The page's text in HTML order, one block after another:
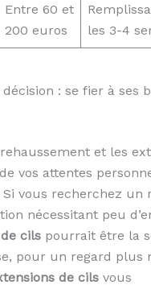
Entre 60 et
200 euros
les 3-4
: se fier à ses
et les
vos attentes
vous recherchez un
nécessitant peu
cilspourrait être la
pour un regard plus
de cilsvous